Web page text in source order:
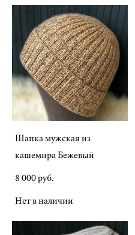
Шапка мужская из
кашемира Бежевый
8 000 pуб.
Нет в наличии